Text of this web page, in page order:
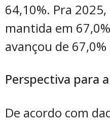
64,10%. Pra
mantida em
avançou de
Perspectiva para
De acordo com